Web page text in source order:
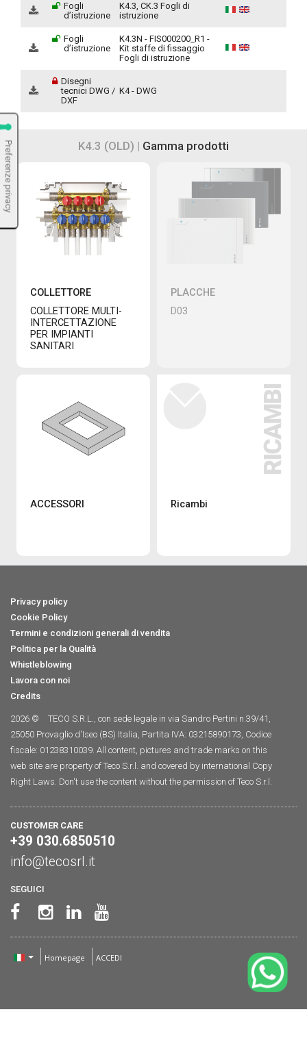
Fogli
d’istruzione
K4.3, CK.3 Fogli di
istruzione
Fogli
d’istruzione
K4.3N - FIS000200_R1 -
Kit staffe di fissaggio
Fogli di istruzione
Disegni
tecnici DWG /
DXF
K4 - DWG
K4.3 (OLD) | Gamma prodotti
COLLETTORE
COLLETTORE MULTI-
INTERCETTAZIONE
PER IMPIANTI
SANITARI
PLACCHE
D03
ACCESSORI Ricambi
Privacy policy
Cookie Policy
Termini e condizioni generali di vendita
Politica per la Qualità
Whistleblowing
Lavora con noi
Credits
2026 ©
TECO S.R.L., con sede legale in via Sandro Pertini n.39/41,
25050 Provaglio d'Iseo (BS) Italia, Partita IVA: 03215890173, Codice
fiscale: 01238310039. All content, pictures and trade marks on this
web site are property of Teco S.r.l. and covered by international Copy
Right Laws. Don't use the content without the permission of Teco S.r.l.
CUSTOMER CARE
+39 030.6850510
info@tecosrl.it
SEGUICI
Homepage ACCEDI